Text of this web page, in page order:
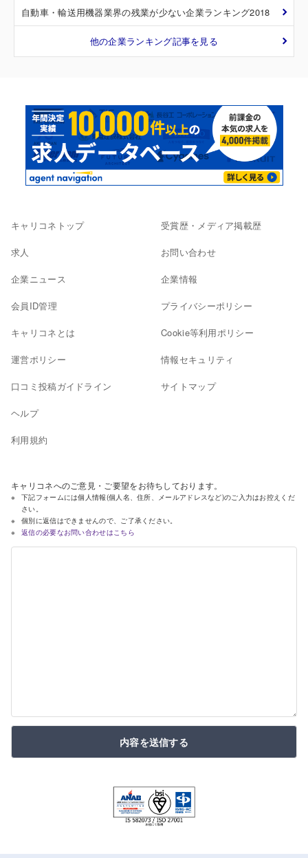
自動車・輸送用機器業界の残業が少ない企業ランキング2018
他の企業ランキング記事を見る
キャリコネトップ
求人
企業ニュース
会員ID管理
キャリコネとは
運営ポリシー
口コミ投稿ガイドライン
ヘルプ
利用規約
受賞歴・メディア掲載歴
お問い合わせ
企業情報
プライバシーポリシー
Cookie等利用ポリシー
情報セキュリティ
サイトマップ
キャリコネへのご意見・ご要望をお待ちしております。
下記フォームには個人情報(個人名、住所、メールアドレスなど)のご入力はお控えくだ
さい。
個別に返信はできませんので、ご了承ください。
返信の必要なお問い合わせはこちら
内容を送信する